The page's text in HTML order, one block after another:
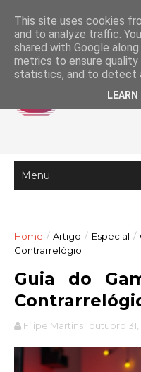
Home / Artigo / Especial /
Contrarrelógio
Guia do
Filipe Martins outubro 31,
This site uses cookies
and to analyze traffic.
shared with Google
metrics to ensure
statistics, and to detect